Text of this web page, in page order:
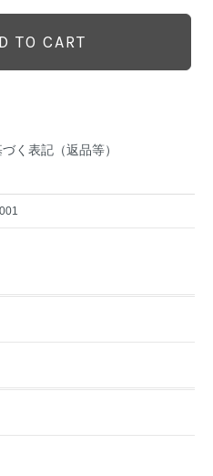
TO CART
く表記（返品等）